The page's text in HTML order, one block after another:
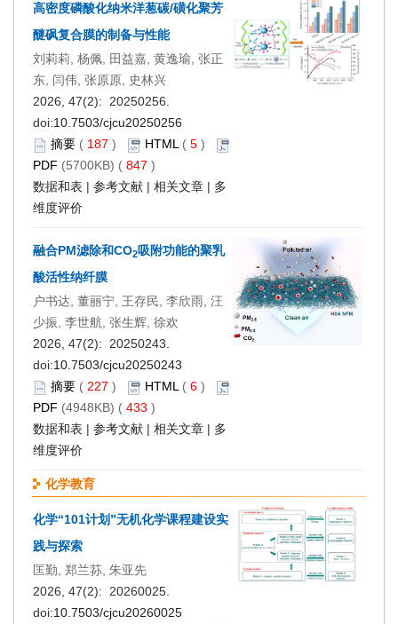
高密度磷酸化纳米洋葱碳/磺化聚芳
醚砜复合膜的制备与性能
刘莉莉, 杨佩, 田益嘉, 黄逸瑜, 张正
东, 闫伟, 张原原, 史林兴
2026, 47(2): 20250256.
doi:10.7503/cjcu20250256
摘要 ( 187 ) HTML( 5 )
PDF (5700KB) ( 847 )
数据和表 | 参考文献 | 相关文章 | 多
维度评价
融合PM滤除和CO2吸附功能的聚乳
酸活性纳纤膜
户书达, 董丽宁, 王存民, 李欣雨, 汪
少振, 李世航, 张生辉, 徐欢
2026, 47(2): 20250243.
doi:10.7503/cjcu20250243
摘要 ( 227 ) HTML( 6 )
PDF (4948KB) ( 433 )
数据和表 | 参考文献 | 相关文章 | 多
维度评价
化学教育
化学“101计划”无机化学课程建设实
践与探索
匡勤, 郑兰荪, 朱亚先
2026, 47(2): 20260025.
doi:10.7503/cjcu20260025